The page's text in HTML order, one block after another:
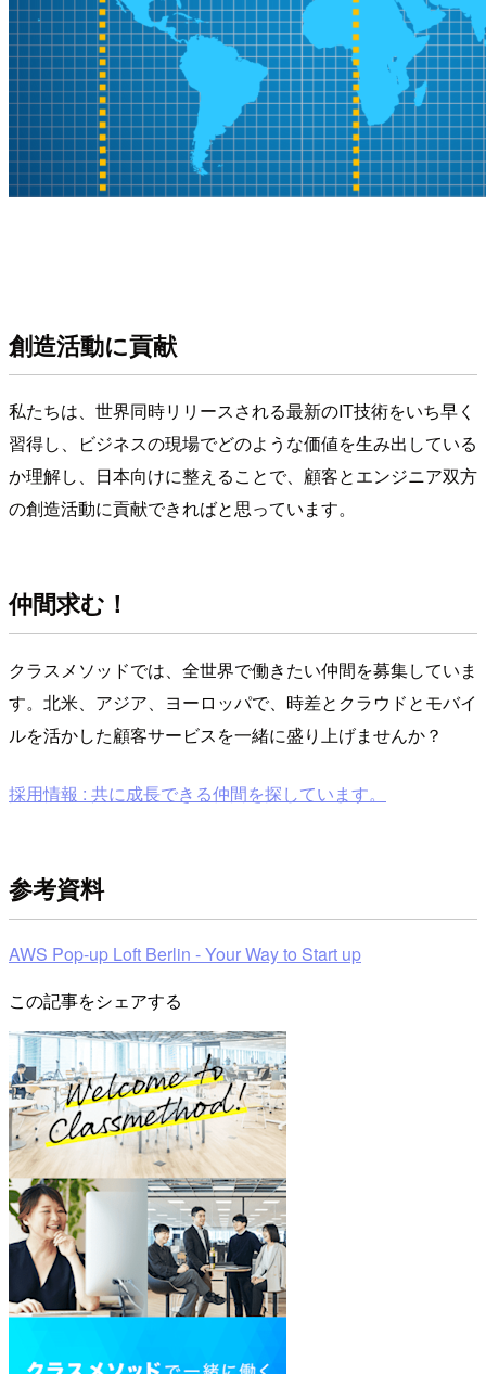
創造活動に貢献
私たちは、世界同時リリースされる最新のIT技術をいち早く
習得し、ビジネスの現場でどのような価値を生み出している
か理解し、日本向けに整えることで、顧客とエンジニア双方
の創造活動に貢献できればと思っています。
仲間求む！
クラスメソッドでは、全世界で働きたい仲間を募集していま
す。北米、アジア、ヨーロッパで、時差とクラウドとモバイ
ルを活かした顧客サービスを一緒に盛り上げませんか？
採用情報 : 共に成長できる仲間を探しています。
参考資料
AWS Pop-up Loft Berlin - Your Way to Start up
この記事をシェアする